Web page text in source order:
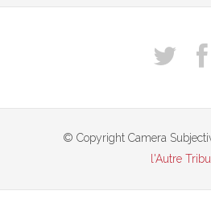
© Copyright Camera
l'Autre Tribu